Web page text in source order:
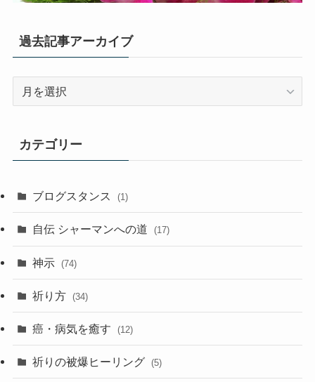
過去記事アーカイブ
ア
カ
ブ
カテゴリー
ブログスタンス (1)
自伝 シャーマンへの道 (17)
神示 (74)
祈り方 (34)
癌・病気を癒す (12)
祈りの被爆ヒーリング (5)